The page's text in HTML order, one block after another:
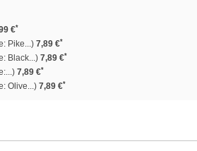
€*
Pike...) 7,89 €*
Black...) 7,89 €*
7,89 €*
Olive...) 7,89 €*